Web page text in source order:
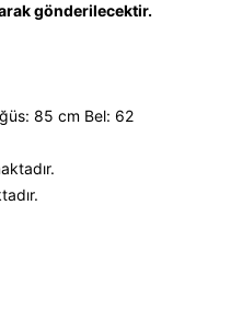
gönderilecektir.
85 cm Bel: 62